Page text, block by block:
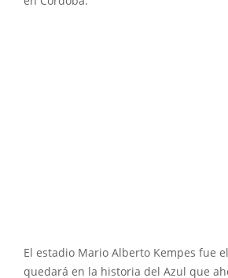
El estadio Mario Alberto Kempes fue
quedará en la historia del Azul que